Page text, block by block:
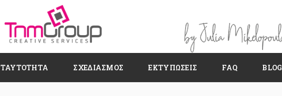
ΤΑΥΤΟΤΗΤΑ ΣΧΕΔΙΑΣΜΌΣ ΕΚΤΥΠΏΣΕΙΣ FAQ BLOG